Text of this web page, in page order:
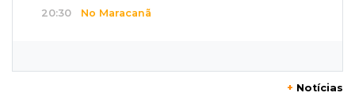
20:30 No Maracanã
+ Notícias